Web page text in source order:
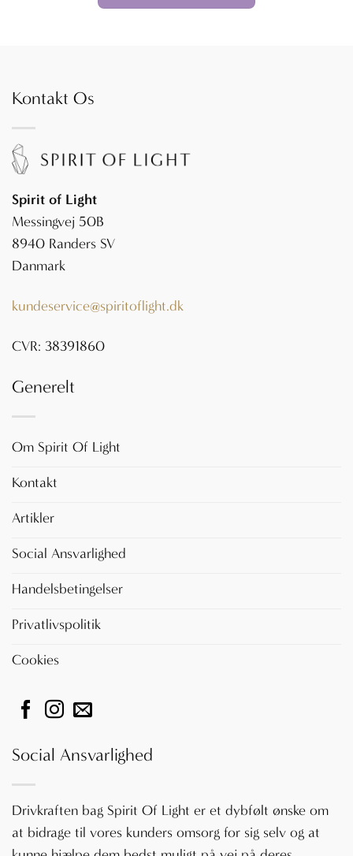
Kontakt Os
Spirit of Light
Messingvej 50B
8940 Randers SV
Danmark
kundeservice@spiritoflight.dk
CVR: 38391860
Generelt
Om Spirit Of Light
Kontakt
Artikler
Social Ansvarlighed
Handelsbetingelser
Privatlivspolitik
Cookies
Social Ansvarlighed
Drivkraften bag Spirit Of Light er et dybfølt ønske om
at bidrage til vores kunders omsorg for sig selv og at